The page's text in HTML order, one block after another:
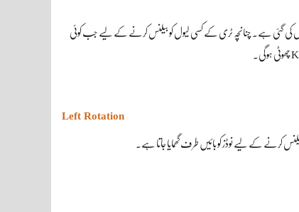
کی گئی ہے۔ چنانچہ ٹری کے کسی لیول کو بیلنس کرنے کے لیے جب کوئی
Left Rotation
کرنے کے لیے نوڈز کو بائیں طرف گھمایا جاتا ہے۔